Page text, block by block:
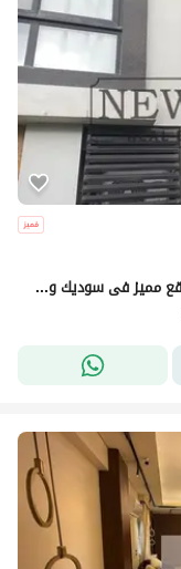
دوبلكس أرضي بحديقة للبيع متشطب بالكامل موقع مميز فى سوديك ويست - ويست تاون Sodic West - Westown